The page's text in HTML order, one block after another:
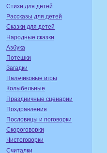
Стихи для детей
Рассказы для детей
Сказки для детей
Народные сказки
Азбука
Потешки
Загадки
Пальчиковые игры
Колыбельные
Праздничные сценарии
Поздравления
Пословицы и поговорки
Скороговорки
Чистоговорки
Считалки